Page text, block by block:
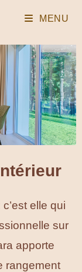
MENU
elle qui
sur
apporte
rangement